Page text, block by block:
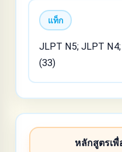
แท็ก
JLPT N5; JLPT
(33)
หลักสูตรเ